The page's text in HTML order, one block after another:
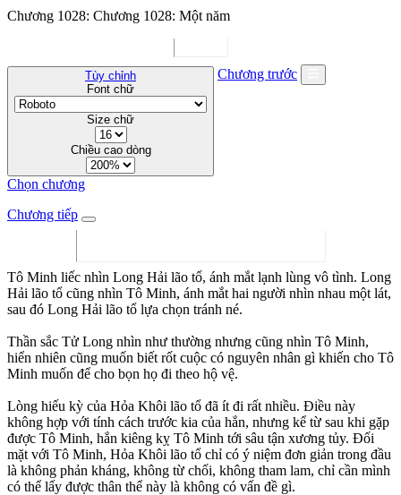
Chương 1028: Chương 1028: Một năm
Tùy chỉnh
Font chữ
Size chữ
Chiều cao dòng
Chương trước
Chọn chương
Chương tiếp
Tô Minh liếc nhìn Long Hải lão tổ, ánh mắt lạnh lùng vô tình. Long
Hải lão tổ cũng nhìn Tô Minh, ánh mắt hai người nhìn nhau một lát,
sau đó Long Hải lão tổ lựa chọn tránh né.
Thần sắc Tử Long nhìn như thường nhưng cũng nhìn Tô Minh,
hiển nhiên cũng muốn biết rốt cuộc có nguyên nhân gì khiến cho Tô
Minh muốn để cho bọn họ đi theo hộ vệ.
Lòng hiếu kỳ của Hỏa Khôi lão tổ đã ít đi rất nhiều. Điều này
không hợp với tính cách trước kia của hắn, nhưng kể từ sau khi gặp
được Tô Minh, hắn kiêng kỵ Tô Minh tới sâu tận xương tủy. Đối
mặt với Tô Minh, Hỏa Khôi lão tổ chỉ có ý niệm đơn giản trong đầu
là không phản kháng, không từ chối, không tham lam, chỉ cần mình
có thể lấy được thân thể này là không có vấn đề gì.